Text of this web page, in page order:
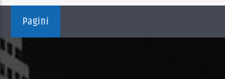
Pagini